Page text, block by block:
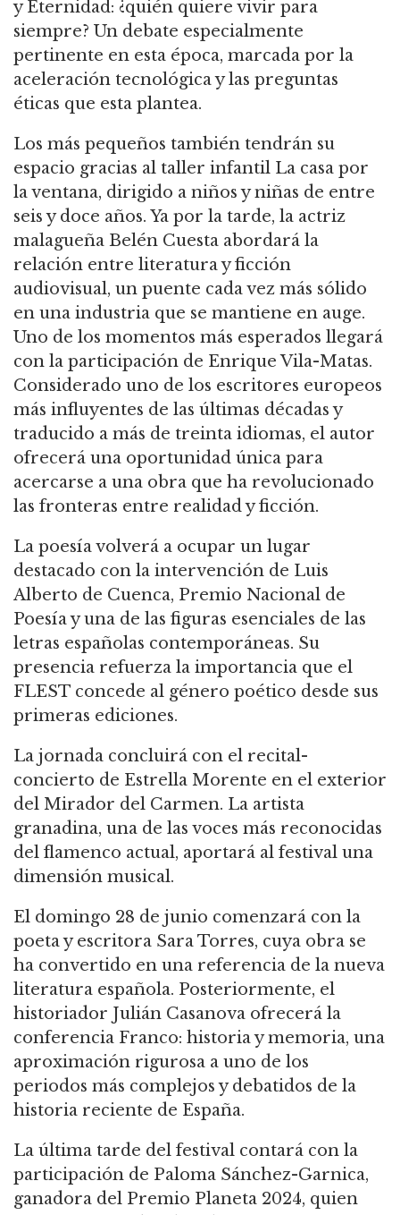
y Eternidad: ¿quién quiere vivir para
siempre? Un debate especialmente
pertinente en esta época, marcada por la
aceleración tecnológica y las preguntas
éticas que esta plantea.
Los más pequeños también tendrán su
espacio gracias al taller infantil La casa por
la ventana, dirigido a niños y niñas de entre
seis y doce años. Ya por la tarde, la actriz
malagueña Belén Cuesta abordará la
relación entre literatura y ficción
audiovisual, un puente cada vez más sólido
en una industria que se mantiene en auge.
Uno de los momentos más esperados llegará
con la participación de Enrique Vila-Matas.
Considerado uno de los escritores europeos
más influyentes de las últimas décadas y
traducido a más de treinta idiomas, el autor
ofrecerá una oportunidad única para
acercarse a una obra que ha revolucionado
las fronteras entre realidad y ficción.
La poesía volverá a ocupar un lugar
destacado con la intervención de Luis
Alberto de Cuenca, Premio Nacional de
Poesía y una de las figuras esenciales de las
letras españolas contemporáneas. Su
presencia refuerza la importancia que el
FLEST concede al género poético desde sus
primeras ediciones.
La jornada concluirá con el recital-
concierto de Estrella Morente en el exterior
del Mirador del Carmen. La artista
granadina, una de las voces más reconocidas
del flamenco actual, aportará al festival una
dimensión musical.
El domingo 28 de junio comenzará con la
poeta y escritora Sara Torres, cuya obra se
ha convertido en una referencia de la nueva
literatura española. Posteriormente, el
historiador Julián Casanova ofrecerá la
conferencia Franco: historia y memoria, una
aproximación rigurosa a uno de los
periodos más complejos y debatidos de la
historia reciente de España.
La última tarde del festival contará con la
participación de Paloma Sánchez-Garnica,
ganadora del Premio Planeta 2024, quien